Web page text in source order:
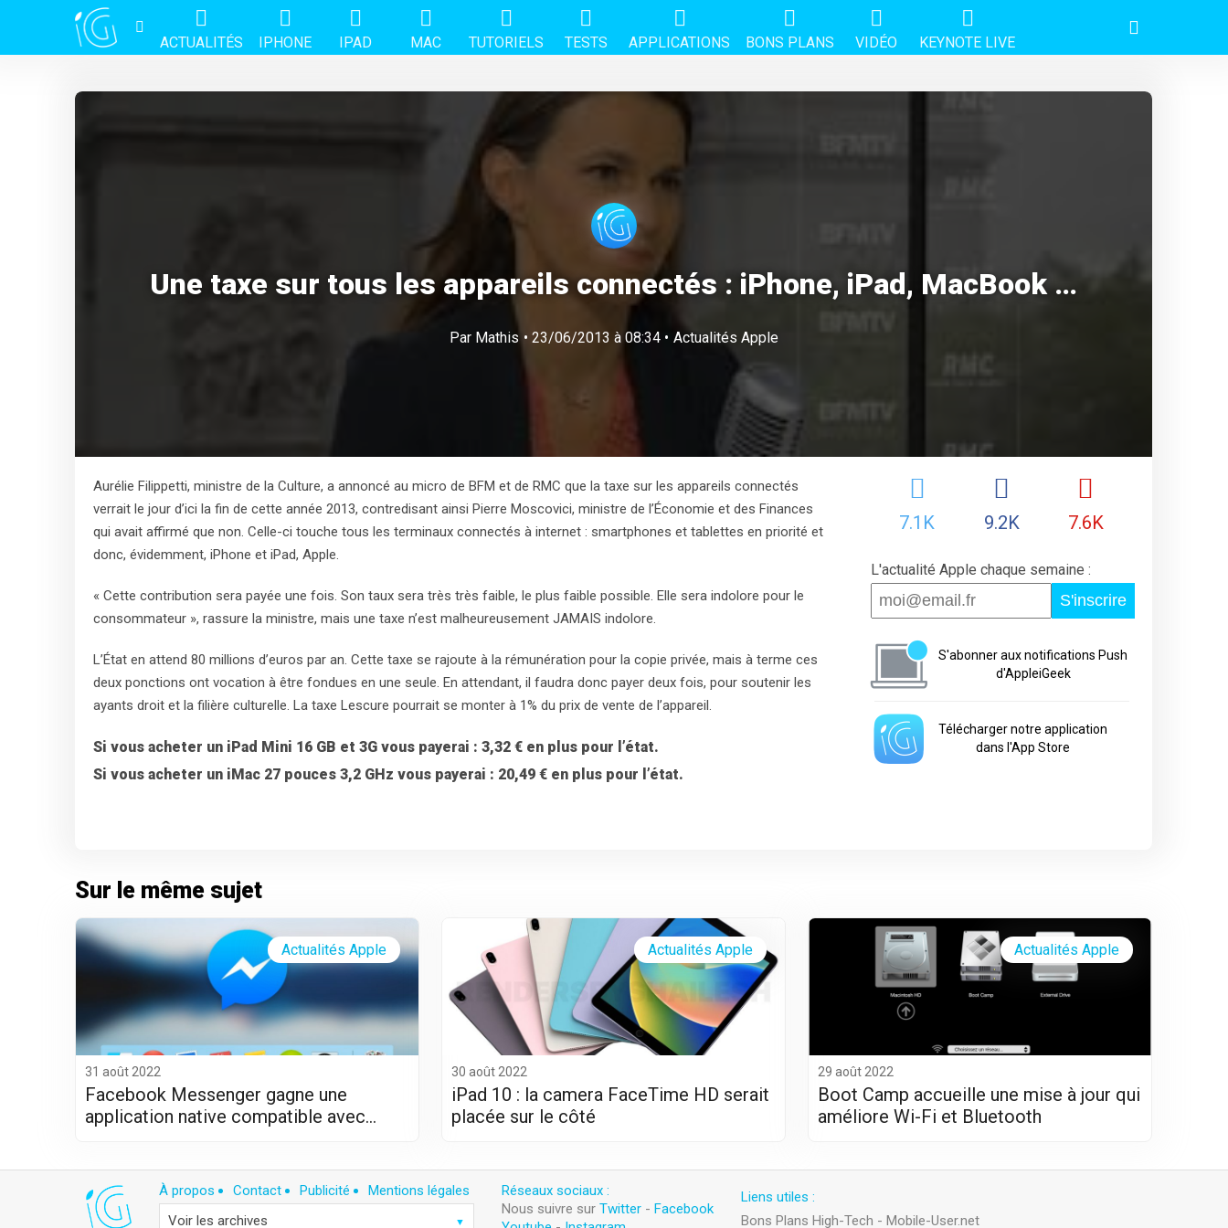
ACTUALITÉS IPHONE IPAD MAC TUTORIELS TESTS APPLICATIONS BONS PLANS VIDÉO KEYNOTE LIVE
Une taxe sur tous les appareils connectés : iPhone, iPad, MacBook …
Par Mathis • 23/06/2013 à 08:34 • Actualités Apple
Aurélie Filippetti, ministre de la Culture, a annoncé au micro de BFM et de RMC que la taxe sur les appareils connectés
verrait le jour d’ici la fin de cette année 2013, contredisant ainsi Pierre Moscovici, ministre de l’Économie et des Finances
qui avait affirmé que non. Celle-ci touche tous les terminaux connectés à internet : smartphones et tablettes en priorité et
donc, évidemment, iPhone et iPad, Apple.
« Cette contribution sera payée une fois. Son taux sera très très faible, le plus faible possible. Elle sera indolore pour le
consommateur », rassure la ministre, mais une taxe n’est malheureusement JAMAIS indolore.
L’État en attend 80 millions d’euros par an. Cette taxe se rajoute à la rémunération pour la copie privée, mais à terme ces
deux ponctions ont vocation à être fondues en une seule. En attendant, il faudra donc payer deux fois, pour soutenir les
ayants droit et la filière culturelle. La taxe Lescure pourrait se monter à 1% du prix de vente de l’appareil.
Si vous acheter un iPad Mini 16 GB et 3G vous payerai : 3,32 € en plus pour l’état.
Si vous acheter un iMac 27 pouces 3,2 GHz vous payerai : 20,49 € en plus pour l’état.
7.1K 9.2K 7.6K
L'actualité Apple chaque semaine :
S'inscrire
S'abonner aux notifications Push
d'AppleiGeek
Télécharger notre application
dans l'App Store
Sur le même sujet
31 août 2022
Facebook Messenger gagne une
application native compatible avec
Actualités Apple
30 août 2022
iPad 10 : la camera FaceTime HD serait
placée sur le côté
Actualités Apple
29 août 2022
Boot Camp accueille une mise à jour qui
améliore Wi-Fi et Bluetooth
Actualités Apple
À propos Contact Publicité Mentions légales
Réseaux sociaux :
Nous suivre sur Twitter - Facebook
Liens utiles :
Bons Plans High-Tech - Mobile-User.net